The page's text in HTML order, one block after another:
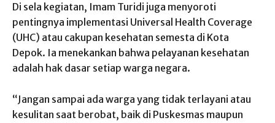
Di sela kegiatan, Imam Turidi juga menyoroti
pentingnya implementasi Universal Health Coverage
(UHC) atau cakupan kesehatan semesta di Kota
Depok. Ia menekankan bahwa pelayanan kesehatan
adalah hak dasar setiap warga negara.
“Jangan sampai ada warga yang tidak terlayani atau
kesulitan saat berobat, baik di Puskesmas maupun